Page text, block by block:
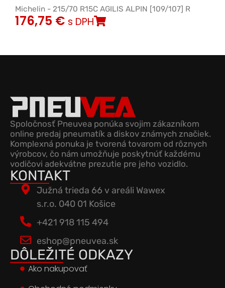
Michelin - 215/70 R15C AGILIS ALPIN [109/107] R
176,75 € s DPH
Spoločnosť Pneuvea ponúka svojim zákazníkom
online predaj pneumatík a diskov známych značiek.
Komplexná ponuka je tvorená tovarom od rôznych
výrobcov, čo nám umožňuje poskytnúť každému
vodičovi adekvátne prezutie pre jeho vozidlo.
KONTAKT
Južná trieda 66 v areáli Wawex
s.r.o. 040 01 Košice
+421 918 115 494
eshop@pneuvea.sk
DÔLEŽITÉ ODKAZY
Ako nakupovať